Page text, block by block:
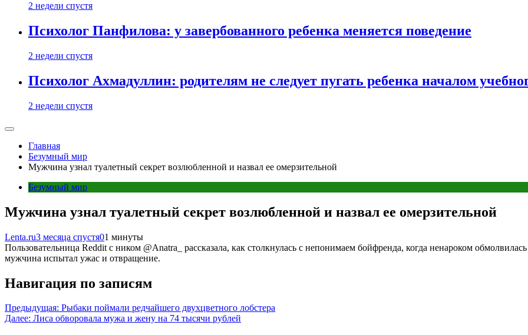
2 недели спустя
Психолог Панфилова: у завербованного ребенка меняется поведение
2 недели спустя
Психолог Ахмадуллин: родителям не следует пугать ребенка началом
2 недели спустя
Главная
Безумный мир
Мужчина узнал туалетный секрет возлюбленной и назвал ее омерзительной
Безумный мир
Мужчина узнал туалетный секрет возлюбленной и назвал ее омерзительной
Lenta.ru3 месяца спустя01 минуты
Пользовательница Reddit с ником @Anatra_ рассказала, как столкнулась с непонимаем бойфренда, когда ненароком
мужчина испытал ужас и отвращение.
Навигация по записям
Предыдущая: Рыбаки поймали редчайшего двухцветного лобстера
Далее: Лиса обворовала мужа и жену на 74 тысячи рублей